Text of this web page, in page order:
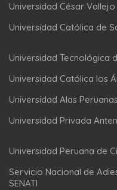
Universidad César Vallejo
Universidad Católica de
Universidad Tecnológica
Universidad Católica los
Universidad Alas
Universidad Privada
Universidad Peruana de
Servicio Nacional de
SENATI